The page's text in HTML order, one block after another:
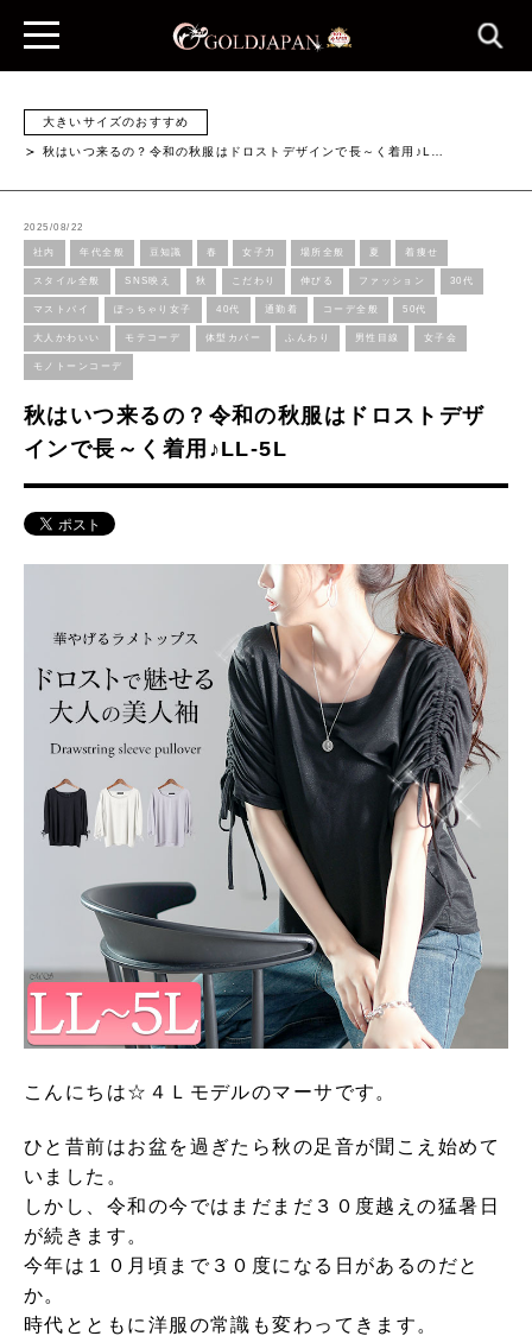
大きいサイズのおすすめ
秋はいつ来るの？令和の秋服はドロストデザインで長～く着用♪L…
2025/08/22
社内 年代全般 豆知識 春 女子力 場所全般 夏 着痩せ
スタイル全般 SNS映え 秋 こだわり 伸びる ファッション 30代
マストバイ ぽっちゃり女子 40代 通勤着 コーデ全般 50代
大人かわいい モテコーデ 体型カバー ふんわり 男性目線 女子会
モノトーンコーデ
秋はいつ来るの？令和の秋服はドロストデザ
インで長～く着用♪LL-5L
こんにちは☆４Ｌモデルのマーサです。
ひと昔前はお盆を過ぎたら秋の足音が聞こえ始めて
いました。
しかし、令和の今ではまだまだ３０度越えの猛暑日
が続きます。
今年は１０月頃まで３０度になる日があるのだと
か。
時代とともに洋服の常識も変わってきます。